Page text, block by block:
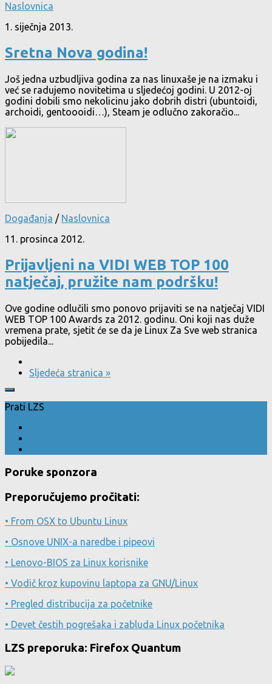
Naslovnica
1. siječnja 2013.
Sretna Nova godina!
Još jedna uzbudljiva godina za nas linuxaše je na izmaku i
već se radujemo novitetima u sljedećoj godini. U 2012-oj
godini dobili smo nekolicinu jako dobrih distri (ubuntoidi,
archoidi, gentoooidi…), Steam je odlučno zakoračio...
Događanja / Naslovnica
11. prosinca 2012.
Prijavljeni na VIDI WEB TOP 100
natječaj, pružite nam podršku!
Ove godine odlučili smo ponovo prijaviti se na natječaj VIDI
WEB TOP 100 Awards za 2012. godinu. Oni koji nas duže
vremena prate, sjetit će se da je Linux Za Sve web stranica
pobijedila...
Sljedeća stranica »
Prati LZS
Poruke sponzora
Preporučujemo pročitati:
• From OSX to Ubuntu Linux
• Osnove UNIX-a naredbe i pipeovi
• Lenovo-BIOS za Linux korisnike
• Vodič kroz kupovinu laptopa za GNU/Linux
• Pregled distribucija za početnike
• Devet čestih pogrešaka i zabluda Linux početnika
LZS preporuka: Firefox Quantum